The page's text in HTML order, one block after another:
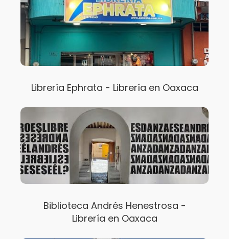
Librería Ephrata - Librería en Oaxaca
Biblioteca Andrés Henestrosa -
Librería en Oaxaca